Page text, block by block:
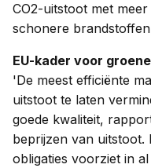
CO2-uitstoot met
schonere
EU-kader voor
'De meest efficiënte
uitstoot te laten
goede kwaliteit,
beprijzen van
obligaties voorziet in